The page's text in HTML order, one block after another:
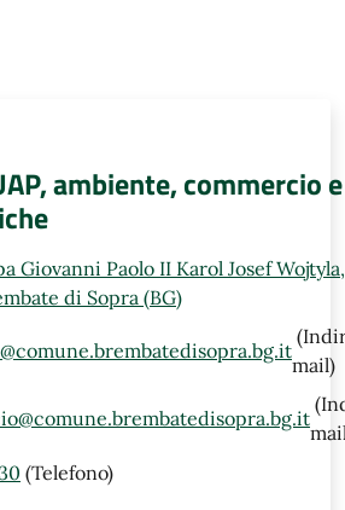
ambiente, commercio e
Giovanni Paolo II Karol Josef
di Sopra (BG)
mail)
(Telefono)